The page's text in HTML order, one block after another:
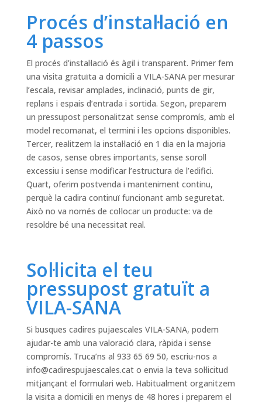
Procés d’instal·lació en
4 passos
El procés d’instal·lació és àgil i transparent. Primer fem
una visita gratuïta a domicili a VILA-SANA per mesurar
l’escala, revisar amplades, inclinació, punts de gir,
replans i espais d’entrada i sortida. Segon, preparem
un pressupost personalitzat sense compromís, amb el
model recomanat, el termini i les opcions disponibles.
Tercer, realitzem la instal·lació en 1 dia en la majoria
de casos, sense obres importants, sense soroll
excessiu i sense modificar l’estructura de l’edifici.
Quart, oferim postvenda i manteniment continu,
perquè la cadira continuï funcionant amb seguretat.
Això no va només de col·locar un producte: va de
resoldre bé una necessitat real.
Sol·licita el teu
pressupost gratuït a
VILA-SANA
Si busques cadires pujaescales VILA-SANA, podem
ajudar-te amb una valoració clara, ràpida i sense
compromís. Truca’ns al 933 65 69 50, escriu-nos a
info@cadirespujaescales.cato envia la teva sol·licitud
mitjançant el formulari web. Habitualment organitzem
la visita a domicili en menys de 48 hores i preparem el